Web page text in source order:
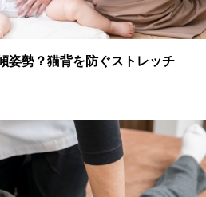
姿勢？猫背を防ぐストレッチ